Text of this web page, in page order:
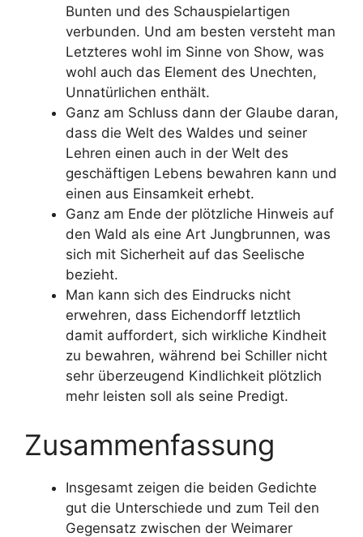
Bunten und des Schauspielartigen
verbunden. Und am besten versteht man
Letzteres wohl im Sinne von Show, was
wohl auch das Element des Unechten,
Unnatürlichen enthält.
Ganz am Schluss dann der Glaube daran,
dass die Welt des Waldes und seiner
Lehren einen auch in der Welt des
geschäftigen Lebens bewahren kann und
einen aus Einsamkeit erhebt.
Ganz am Ende der plötzliche Hinweis auf
den Wald als eine Art Jungbrunnen, was
sich mit Sicherheit auf das Seelische
bezieht.
Man kann sich des Eindrucks nicht
erwehren, dass Eichendorff letztlich
damit auffordert, sich wirkliche Kindheit
zu bewahren, während bei Schiller nicht
sehr überzeugend Kindlichkeit plötzlich
mehr leisten soll als seine Predigt.
Zusammenfassung
Insgesamt zeigen die beiden Gedichte
gut die Unterschiede und zum Teil den
Gegensatz zwischen der Weimarer